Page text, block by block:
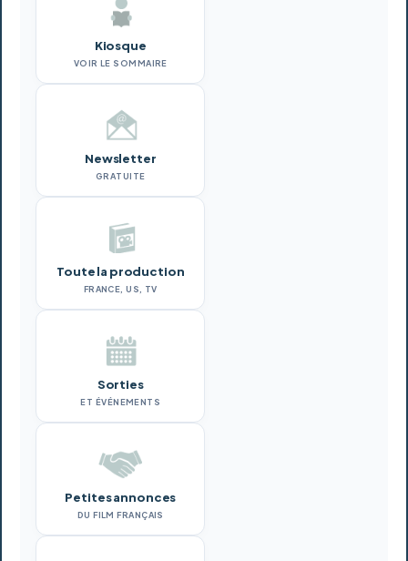
Kiosque
VOIR LE SOMMAIRE
Newsletter
GRATUITE
Toute la production
FRANCE, US, TV
Sorties
ET ÉVÉNEMENTS
Petites annonces
DU FILM FRANÇAIS